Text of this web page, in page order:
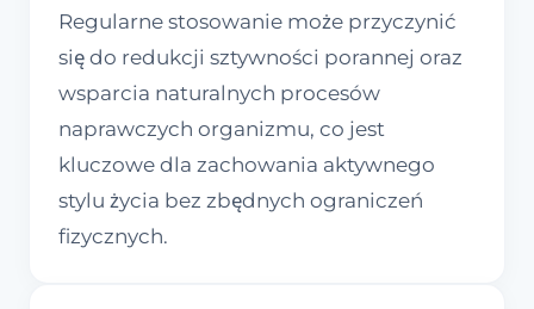
Regularne stosowanie może przyczynić
się do redukcji sztywności porannej oraz
wsparcia naturalnych procesów
naprawczych organizmu, co jest
kluczowe dla zachowania aktywnego
stylu życia bez zbędnych ograniczeń
fizycznych.